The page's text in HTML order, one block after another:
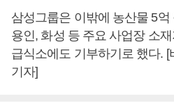
삼성그룹은 이밖에 농산물 5
용인, 화성 등 주요 사업장 소
급식소에도 기부하기로 했다.
기자]